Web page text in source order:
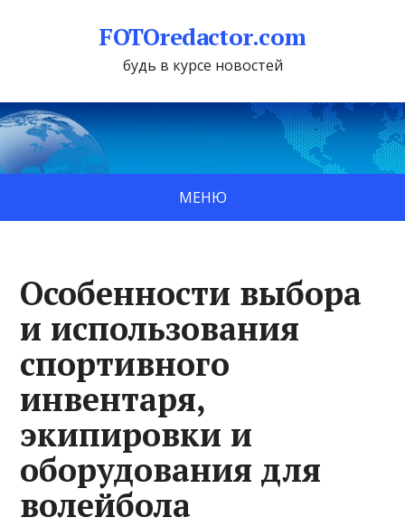
FOTOredactor.com
будь в курсе новостей
МЕНЮ
Особенности выбора
и использования
спортивного
инвентаря,
экипировки и
оборудования для
волейбола